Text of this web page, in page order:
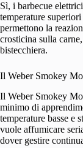
Sì, i barbecue
temperature
permettono la
crosticina sulla
bistecchiera.
Il Weber Smokey
Il Weber Smokey
minimo di
temperature basse e
vuole affumicare
dover gestire